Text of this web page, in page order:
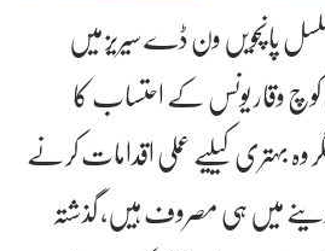
پانچویں ون ڈے سیریز میں
وقار یونس کے احتساب کا
وہ بہتری کیلیے عملی اقدامات کرنے
میں ہی مصروف ہیں، گذشتہ